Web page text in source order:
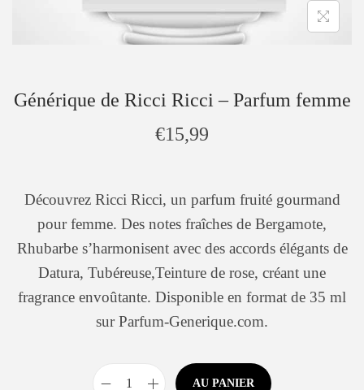
Générique de Ricci Ricci – Parfum femme
€15,99
Découvrez Ricci Ricci, un parfum fruité gourmand
pour femme. Des notes fraîches de Bergamote,
Rhubarbe s’harmonisent avec des accords élégants de
Datura, Tubéreuse,Teinture de rose, créant une
fragrance envoûtante. Disponible en format de 35 ml
sur Parfum-Generique.com.
AU PANIER